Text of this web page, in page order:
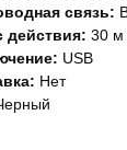
связь:
действия: 30 м
USB
Нет